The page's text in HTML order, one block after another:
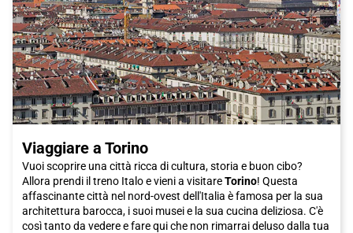
Viaggiare a Torino
Vuoi scoprire una città ricca di cultura, storia e buon cibo?
Allora prendi il treno Italo e vieni a visitareTorino! Questa
affascinante città nel nord-ovest dell'Italia è famosa per la sua
architettura barocca, i suoi musei e la sua cucina deliziosa. C'è
così tanto da vedere e fare qui che non rimarrai deluso dalla tua